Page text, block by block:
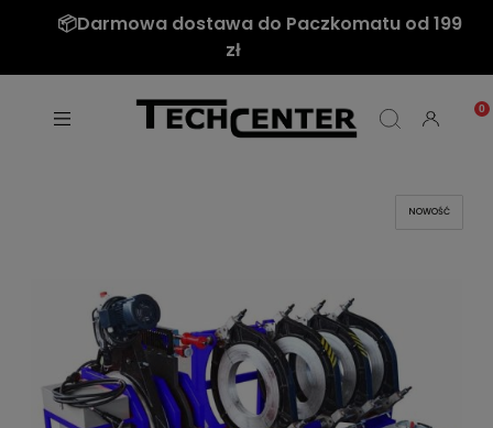
📦Darmowa dostawa do Paczkomatu od 199
zł
NOWOŚĆ